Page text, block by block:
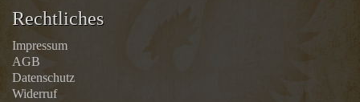
Rechtliches
Impressum
AGB
Datenschutz
Widerruf